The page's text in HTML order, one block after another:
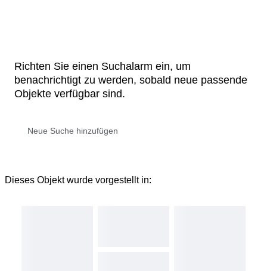
Richten Sie einen Suchalarm ein, um
benachrichtigt zu werden, sobald neue passende
Objekte verfügbar sind.
Dieses Objekt wurde vorgestellt in: